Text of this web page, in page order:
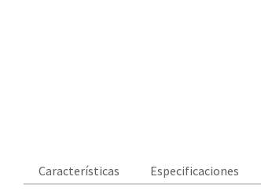
Características Especificaciones